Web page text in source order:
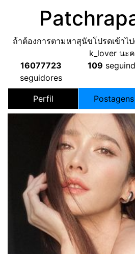
ถ้าต้องการตามหาสุนัขโปรดเข้าไ
k_lover นะ
16077723
seguidores
109
Perfil Postagens